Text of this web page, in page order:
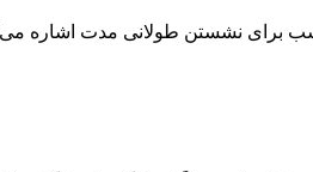
برای نشستن طولانی مدت اشاره